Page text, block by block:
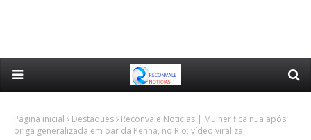
Página inicial Destaques
Reconvale Noticias | Mulher fica nua após
briga generalizada em bar da Penha, no Rio; vídeo viraliza